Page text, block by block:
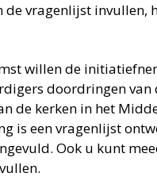
de vragenlijst invullen,
willen de
doordringen van
de kerken in het
is een vragenlijst
Ook u kunt